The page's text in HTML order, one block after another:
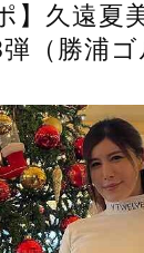
】久遠夏
（勝浦